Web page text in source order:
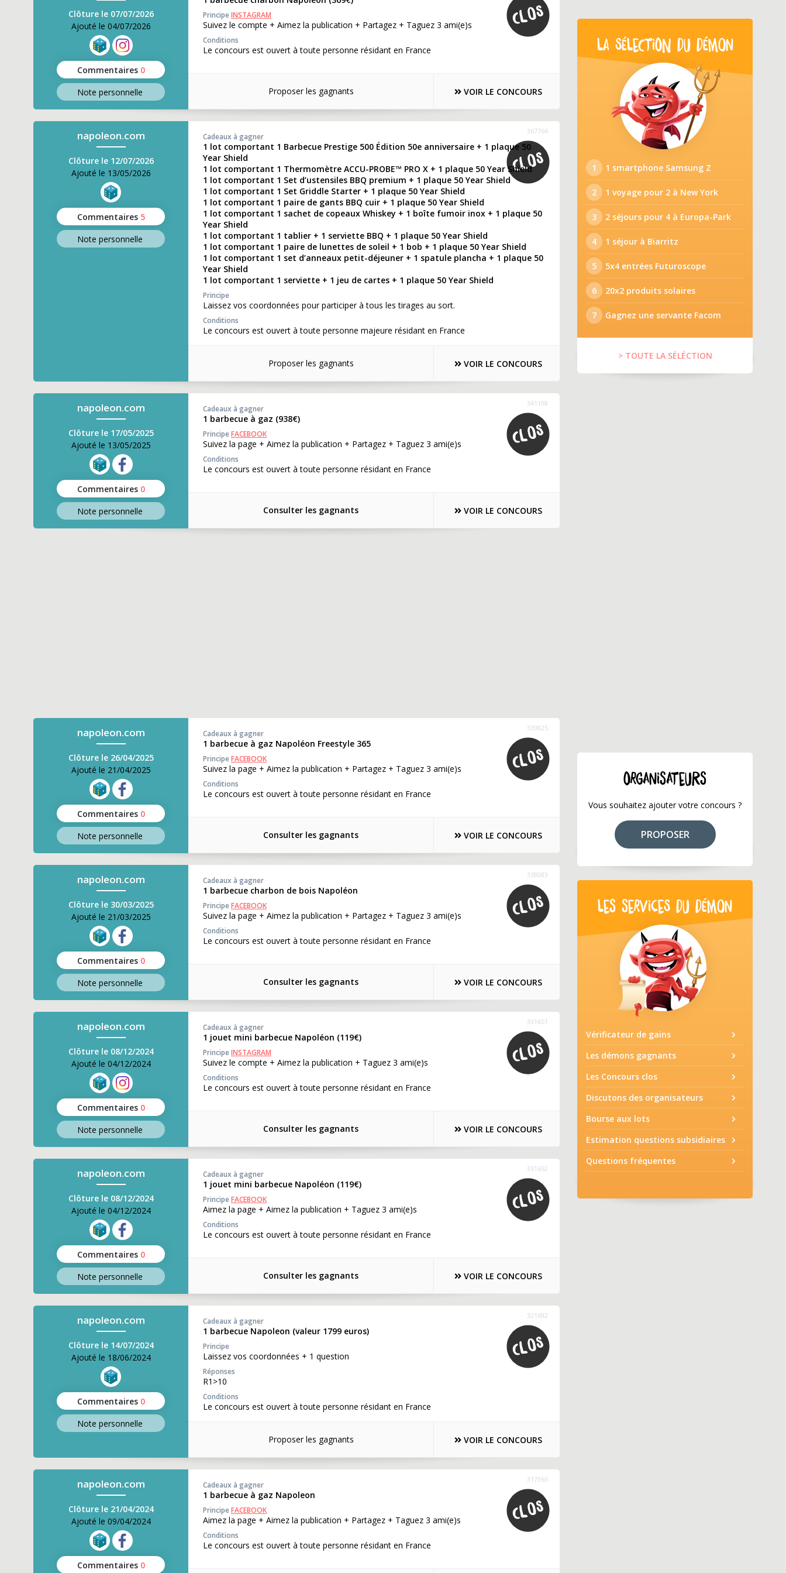
Clôture le 07/07/2026
Ajouté le 04/07/2026
Commentaires 0
Note personnelle
PrincipeINSTAGRAM
Suivez le compte + Aimez la publication + Partagez + Taguez 3 ami(e)s
Conditions
Le concours est ouvert à toute personne résidant en France
Proposer les gagnants VOIR LE CONCOURS
napoleon.com
Clôture le 12/07/2026
Ajouté le 13/05/2026
Commentaires 5
Note personnelle
367766
Cadeaux à gagner
1 lot comportant 1 Barbecue Prestige 500 Édition 50e anniversaire + 1 plaque 50
Year Shield
1 lot comportant 1 Thermomètre ACCU-PROBE™ PRO X + 1 plaque 50 Year Shield
1 lot comportant 1 Set d’ustensiles BBQ premium + 1 plaque 50 Year Shield
1 lot comportant 1 Set Griddle Starter + 1 plaque 50 Year Shield
1 lot comportant 1 paire de gants BBQ cuir + 1 plaque 50 Year Shield
1 lot comportant 1 sachet de copeaux Whiskey + 1 boîte fumoir inox + 1 plaque 50
Year Shield
1 lot comportant 1 tablier + 1 serviette BBQ + 1 plaque 50 Year Shield
1 lot comportant 1 paire de lunettes de soleil + 1 bob + 1 plaque 50 Year Shield
1 lot comportant 1 set d’anneaux petit-déjeuner + 1 spatule plancha + 1 plaque 50
Year Shield
1 lot comportant 1 serviette + 1 jeu de cartes + 1 plaque 50 Year Shield
Principe
Laissez vos coordonnées pour participer à tous les tirages au sort.
Conditions
Le concours est ouvert à toute personne majeure résidant en France
Proposer les gagnants VOIR LE CONCOURS
napoleon.com
Clôture le 17/05/2025
Ajouté le 13/05/2025
Commentaires 0
Note personnelle
341108
Cadeaux à gagner
1 barbecue à gaz (938€)
PrincipeFACEBOOK
Suivez la page + Aimez la publication + Partagez + Taguez 3 ami(e)s
Conditions
Le concours est ouvert à toute personne résidant en France
Consulter les gagnants VOIR LE CONCOURS
napoleon.com
Clôture le 26/04/2025
Ajouté le 21/04/2025
Commentaires 0
Note personnelle
339825
Cadeaux à gagner
1 barbecue à gaz Napoléon Freestyle 365
PrincipeFACEBOOK
Suivez la page + Aimez la publication + Partagez + Taguez 3 ami(e)s
Conditions
Le concours est ouvert à toute personne résidant en France
Consulter les gagnants VOIR LE CONCOURS
napoleon.com
Clôture le 30/03/2025
Ajouté le 21/03/2025
Commentaires 0
Note personnelle
338083
Cadeaux à gagner
1 barbecue charbon de bois Napoléon
PrincipeFACEBOOK
Suivez la page + Aimez la publication + Partagez + Taguez 3 ami(e)s
Conditions
Le concours est ouvert à toute personne résidant en France
Consulter les gagnants VOIR LE CONCOURS
napoleon.com
Clôture le 08/12/2024
Ajouté le 04/12/2024
Commentaires 0
Note personnelle
331651
Cadeaux à gagner
1 jouet mini barbecue Napoléon (119€)
PrincipeINSTAGRAM
Suivez le compte + Aimez la publication + Taguez 3 ami(e)s
Conditions
Le concours est ouvert à toute personne résidant en France
Consulter les gagnants VOIR LE CONCOURS
napoleon.com
Clôture le 08/12/2024
Ajouté le 04/12/2024
Commentaires 0
Note personnelle
331652
Cadeaux à gagner
1 jouet mini barbecue Napoléon (119€)
PrincipeFACEBOOK
Aimez la page + Aimez la publication + Taguez 3 ami(e)s
Conditions
Le concours est ouvert à toute personne résidant en France
Consulter les gagnants VOIR LE CONCOURS
napoleon.com
Clôture le 14/07/2024
Ajouté le 18/06/2024
Commentaires 0
Note personnelle
321692
Cadeaux à gagner
1 barbecue Napoleon (valeur 1799 euros)
Principe
Laissez vos coordonnées + 1 question
Réponses
R1>10
Conditions
Le concours est ouvert à toute personne résidant en France
Proposer les gagnants VOIR LE CONCOURS
napoleon.com
Clôture le 21/04/2024
Ajouté le 09/04/2024
Commentaires 0
317363
Cadeaux à gagner
1 barbecue à gaz Napoleon
PrincipeFACEBOOK
Aimez la page + Aimez la publication + Partagez + Taguez 3 ami(e)s
Conditions
Le concours est ouvert à toute personne résidant en France
LA SÉLECTION DU DÉMON
1 1 smartphone Samsung Z
2 1 voyage pour 2 à New York
3 2 séjours pour 4 à Europa-Park
4 1 séjour à Biarritz
5 5x4 entrées Futuroscope
6 20x2 produits solaires
7 Gagnez une servante Facom
> TOUTE LA SÉLÉCTION
ORGANISATEURS
Vous souhaitez ajouter votre concours ?
PROPOSER
LES SERVICES DU DÉMON
Vérificateur de gains
Les démons gagnants
Les Concours clos
Discutons des organisateurs
Bourse aux lots
Estimation questions subsidiaires
Questions fréquentes